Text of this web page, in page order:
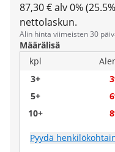
87,30 € alv 0%
nettolaskun.
Alin hinta viimeisten 30
Määrälisä
kpl
3+
5+
10+
Pyydä